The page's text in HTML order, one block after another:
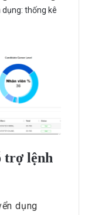
dụng: thống kê
trợ lệnh
dụng